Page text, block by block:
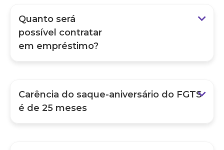
Quanto será
possível contratar
em empréstimo?
Carência do saque-aniversário do FGTS
é de 25 meses